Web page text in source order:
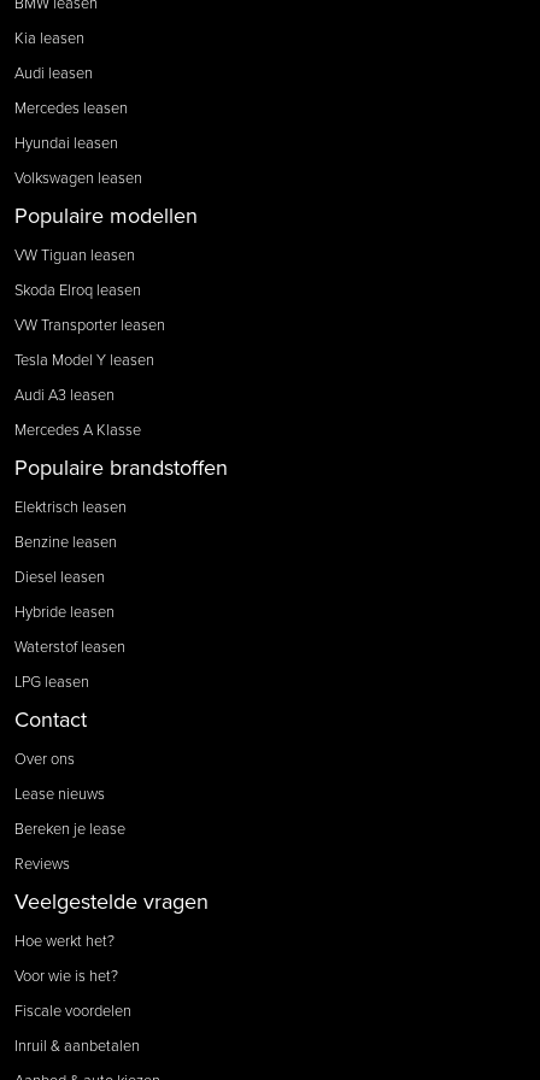
Kia leasen
Audi leasen
Mercedes leasen
Hyundai leasen
Volkswagen leasen
Populaire modellen
VW Tiguan leasen
Skoda Elroq leasen
VW Transporter leasen
Tesla Model Y leasen
Audi A3 leasen
Mercedes A Klasse
Populaire brandstoffen
Elektrisch leasen
Benzine leasen
Diesel leasen
Hybride leasen
Waterstof leasen
LPG leasen
Contact
Over ons
Lease nieuws
Bereken je lease
Reviews
Veelgestelde vragen
Hoe werkt het?
Voor wie is het?
Fiscale voordelen
Inruil & aanbetalen